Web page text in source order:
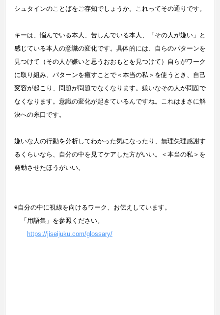
シュタインのことばをご存知でしょうか。これってその通りです。
キーは、悩んでいる本人、苦しんでいる本人、「その人が嫌い」と
感じている本人の意識の変化です。具体的には、自らのパターンを
見つけて（その人が嫌いと思うおおもとを見つけて）自らがワーク
に取り組み、パターンを癒すことで＜本当の私＞を使うとき、自己
変容が起こり、問題が問題でなくなります。嫌いなその人が問題で
なくなります。意識の変化が起きているんですね。これはまさに解
決への糸口です。
嫌いな人の行動を分析してわかった気になったり、無理矢理感謝す
るくらいなら、自分の中を見てケアした方がいい。＜本当の私＞を
発動させたほうがいい。
◉自分の中に視線を向けるワーク、お伝えしています。
「用語集」を参照ください。
https://jiseijuku.com/glossary/